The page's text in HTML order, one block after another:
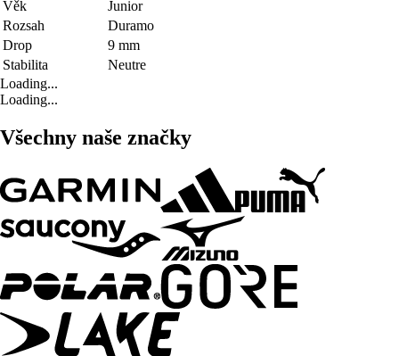
Věk
Junior
Rozsah
Duramo
Drop
9 mm
Stabilita
Neutre
Loading...
Loading...
Všechny naše značky